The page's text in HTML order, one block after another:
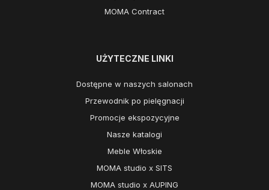
MOMA Contract
UŻYTECZNE LINKI
Dostępne w naszych salonach
Przewodnik po pielęgnacji
Promocje ekspozycyjne
Nasze katalogi
Meble Włoskie
MOMA studio x SITS
MOMA studio x AUPING